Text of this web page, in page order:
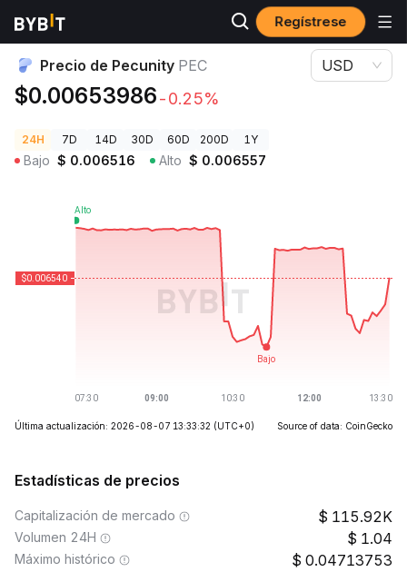
Regístrese
Precios de Criptomonedas Precio de Pecunity PEC
Precio de Pecunity PEC
$0.00653986-0.25%
USD
24H 7D 14D 30D 60D 200D 1Y
Bajo $ 0.006516 Alto $ 0.006557
Última actualización: 2026-08-07 13:33:32 (UTC+0) Source of data: CoinGecko
Estadísticas de precios
Capitalización de mercado 115.92K
Volumen 24H 1.04
Máximo histórico 0.04713753